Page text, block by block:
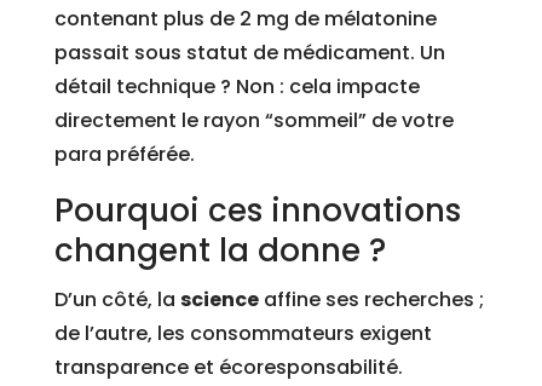
contenant plus de 2 mg de mélatonine
passait sous statut de médicament. Un
détail technique ? Non : cela impacte
directement le rayon “sommeil” de votre
para préférée.
Pourquoi ces innovations
changent la donne ?
D’un côté, la scienceaffine ses recherches ;
de l’autre, les consommateurs exigent
transparence et écoresponsabilité.